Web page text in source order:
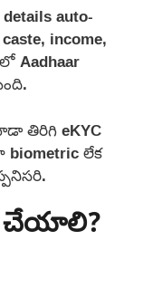
auto-
income,
Aadhaar
తిరిగి eKYC
biometric లేక
చేయాలి?